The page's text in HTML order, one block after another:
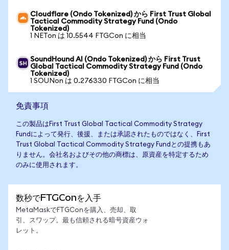
Cloudflare (Ondo Tokenized) から First Trust Global
Tactical Commodity Strategy Fund (Ondo
Tokenized)
1 NETon は 10.5544 FTGCon に相当
SoundHound AI (Ondo Tokenized) から First Trust
Global Tactical Commodity Strategy Fund (Ondo
Tokenized)
1 SOUNon は 0.276330 FTGCon に相当
免責事項
この製品はFirst Trust Global Tactical Commodity Strategy
Fundによって発行、後援、または承認されたものではなく、First
Trust Global Tactical Commodity Strategy Fundとの提携もあ
りません。会社名およびその他の商標は、原資産を特定するため
のみに使用されます。
数秒でFTGConを入手
MetaMaskでFTGConを購入、売却、取
引、スワップ。最も信頼される暗号資産ウォ
レット。